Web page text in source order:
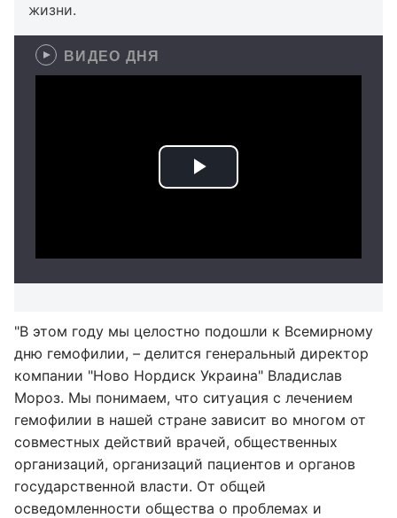
жизни.
ВИДЕО ДНЯ
"В этом году мы целостно подошли к Всемирному
дню гемофилии, – делится генеральный директор
компании "Ново Нордиск Украина" Владислав
Мороз. Мы понимаем, что ситуация с лечением
гемофилии в нашей стране зависит во многом от
совместных действий врачей, общественных
организаций, организаций пациентов и органов
государственной власти. От общей
осведомленности общества о проблемах и